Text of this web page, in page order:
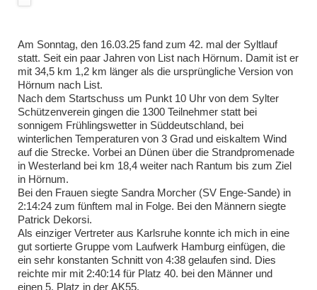
Am Sonntag, den 16.03.25 fand zum 42. mal der Syltlauf
statt. Seit ein paar Jahren von List nach Hörnum. Damit ist er
mit 34,5 km 1,2 km länger als die ursprüngliche Version von
Hörnum nach List.
Nach dem Startschuss um Punkt 10 Uhrvon dem Sylter
Schützenverein gingen die 1300 Teilnehmer statt bei
sonnigem Frühlingswetter in Süddeutschland, bei
winterlichen Temperaturen von 3 Grad und eiskaltem Wind
auf die Strecke. Vorbei an Dünen über die Strandpromenade
in Westerland bei km 18,4 weiter nach Rantum bis zum Ziel
in Hörnum.
Bei den Frauen siegte Sandra Morcher (SV Enge-Sande) in
2:14:24 zum fünftem mal in Folge. Bei den Männern siegte
Patrick Dekorsi.
Als einziger Vertreter aus Karlsruhe konnte ich mich in eine
gut sortierte Gruppe vom Laufwerk Hamburg einfügen, die
ein sehr konstanten Schnitt von 4:38gelaufen sind. Dies
reichte mir mit 2:40:14 für Platz 40. bei den Männer und
einen 5. Platz in der AK55.